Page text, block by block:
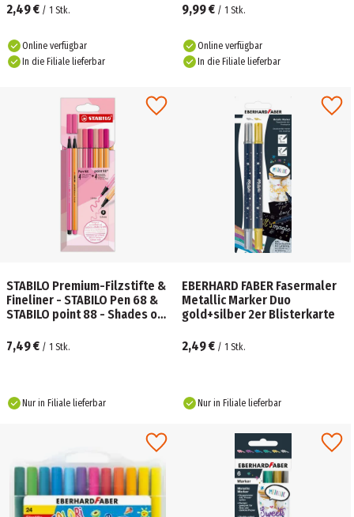
2,49 € / 1 Stk.
Online verfügbar
In die Filiale lieferbar
9,99 € / 1 Stk.
Online verfügbar
In die Filiale lieferbar
STABILO Premium-Filzstifte &
Fineliner - STABILO Pen 68 &
STABILO point 88 - Shades of
7,49 € / 1 Stk.
Nur in Filiale lieferbar
EBERHARD FABER Fasermaler
Metallic Marker Duo
gold+silber 2er Blisterkarte
2,49 € / 1 Stk.
Nur in Filiale lieferbar